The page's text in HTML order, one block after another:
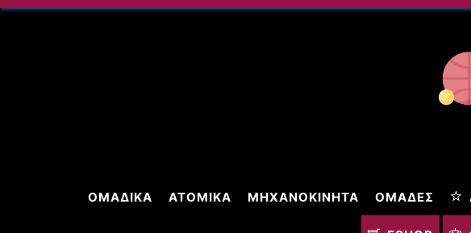
Skip
ΟΜΑΔΙΚΆ ΑΤΟΜΙΚΆ ΜΗΧΑΝΟΚΊΝΗΤΑ ΟΜΆΔΕΣ